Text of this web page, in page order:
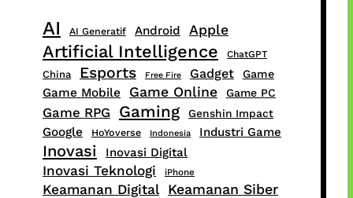
AI AI Generatif Android Apple
Artificial Intelligence ChatGPT
China Esports Free Fire Gadget Game
Game Mobile Game Online Game PC
Game RPG Gaming Genshin Impact
Google HoYoverse Indonesia Industri Game
Inovasi Inovasi Digital
Inovasi Teknologi iPhone
Keamanan Digital Keamanan Siber